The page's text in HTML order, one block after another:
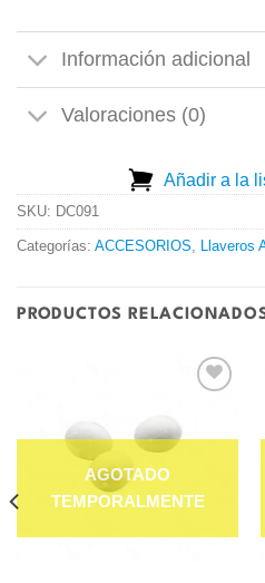
Información adicional
Valoraciones (0)
Añadir a la
SKU: DC091
Categorías: ACCESORIOS Llaveros
PRODUCTOS
deseos